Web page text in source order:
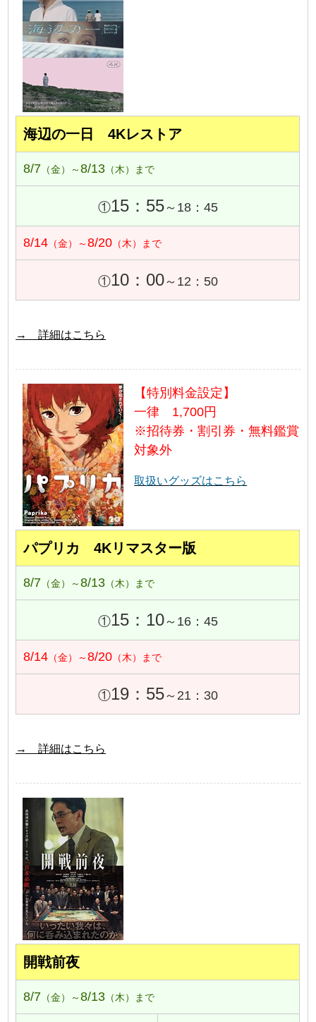
海辺の一日 4Kレストア
8/7 （金）～8/13 （木）まで
①15：55～18：45
8/14 （金）～8/20 （木）まで
①10：00～12：50
→ 詳細はこちら
【特別料金設定】
一律 1,700円
※招待券・割引券・無料鑑賞
対象外
取扱いグッズはこちら
パプリカ 4Kリマスター版
8/7 （金）～8/13 （木）まで
①15：10～16：45
8/14 （金）～8/20 （木）まで
①19：55～21：30
→ 詳細はこちら
開戦前夜
8/7 （金）～8/13 （木）まで